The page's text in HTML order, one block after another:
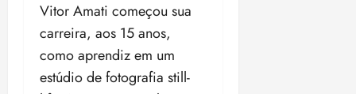
Vitor Amati começou sua
carreira, aos 15 anos,
como aprendiz em um
estúdio de fotografia still-